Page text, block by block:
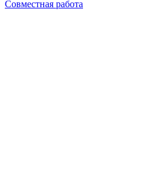
Совместная работа